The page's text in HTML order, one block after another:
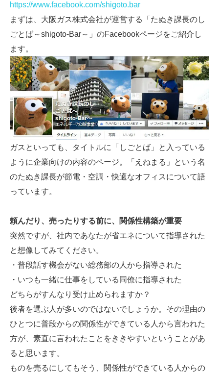
https://www.facebook.com/shigoto.bar
まずは、大阪ガス株式会社が運営する「たぬき課長のし
ごとば～shigoto-Bar～」のFacebookページをご紹介し
ます。
ガスといっても、タイトルに「しごとば」と入っている
ように企業向けの内容のページ。「えねまる」という名
のたぬき課長が節電・空調・快適なオフィスについて語
っています。
頼んだり、売ったりする前に、関係性構築が重要
突然ですが、社内であなたが省エネについて指導された
と想像してみてください。
・普段話す機会がない総務部の人から指導された
・いつも一緒に仕事をしている同僚に指導された
どちらがすんなり受け止められますか？
後者を選ぶ人が多いのではないでしょうか。その理由の
ひとつに普段からの関係性ができている人から言われた
方が、素直に言われたことをききやすいということがあ
ると思います。
ものを売るにしてもそう、関係性ができている人からの